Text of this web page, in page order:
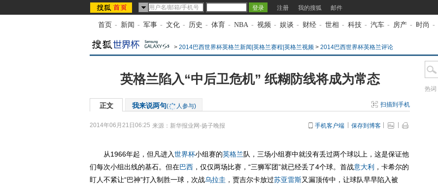
注册 我的搜狐 邮件
首页 - 新闻 - 军事 - 文化 - 历史 - 体育 - NBA - 视频 - 娱谈 - 财经 - 世相 - 科技 - 汽车 - 房产 - 时尚 -
> 2014巴西世界杯英格兰新闻|英格兰赛程|英格兰视频 > 2014巴西世界杯英格兰评论
英格兰陷入“中后卫危机” 纸糊防线将成为常态
正文 我来说两句( 人参与) 扫描到手机
2014年06月21日06:25 来源： 新华报业网-扬子晚报 手机客户端 保存到博客
从1966年起，但凡进入世界杯小组赛的英格兰队，三场小组赛中就没有丢过两个球以上，这是保证他
们每次小组出线的基石。但在巴西 ，仅仅两场比赛，“三狮军团”就已经丢了4个球。首战意大利
，卡希尔的
盯人不紧让“巴神”打入制胜一球，次战乌拉圭 ，贾吉尔卡放过苏亚雷斯又漏顶传中，让球队早早陷入被
热词